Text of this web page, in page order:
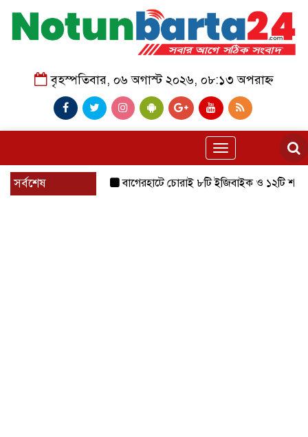
বৃহস্পতিবার, ০৬ অগাস্ট ২০২৬, ০৮:১৩ অপরাহ্ন
Toggle
navigation
সর্বশেষ বাগেরহাটে চোরাই ৮টি ইজিবাইক ও ১২টি